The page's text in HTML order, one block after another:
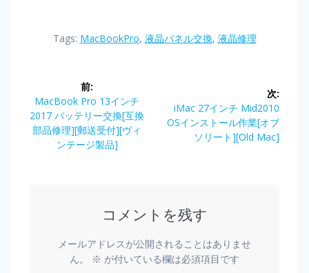
Tags: MacBookPro, 液晶パネル交換, 液晶修理
前:
MacBook Pro 13インチ
2017 バッテリー交換[互換
部品修理][郵送受付][ヴィ
ンテージ製品]
次:
iMac 27インチ Mid2010
OSインストール作業[オブ
ソリート][Old Mac]
コメントを残す
メールアドレスが公開されることはありませ
ん。
※ が付いている欄は必須項目です